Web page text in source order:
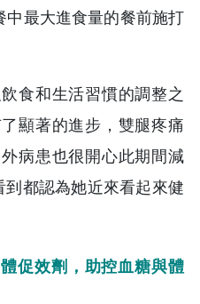
中最大進食量的餐前施打
食和生活習慣的調整之
顯著的進步，雙腿疼痛
病患也很開心此期間減
都認為她近來看起來健
促效劑，助控血糖與體